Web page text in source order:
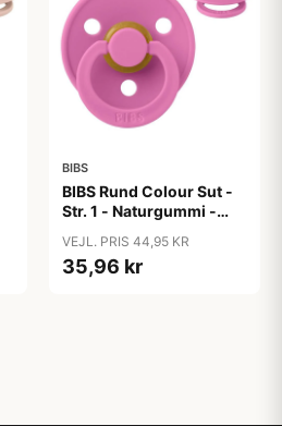
BIBS
BIBS Rund Colour Sut -
Str. 1 - Naturgummi -
VEJL. PRIS 44,95 KR
35,96 kr